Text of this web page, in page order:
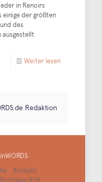
in Renoirs
einige der größten
des
ausgestellt.
Weiter lesen
Redaktion
Kontakt
(EU)